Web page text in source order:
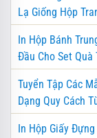
Lạ Giống Hộp
In Hộp Bánh
Đầu Cho Set Quà
Tuyển Tập Các
Dạng Quy Cách
In Hộp Giấy